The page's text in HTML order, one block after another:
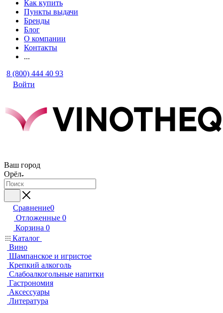
Как купить
Пункты выдачи
Бренды
Блог
О компании
Контакты
...
8 (800) 444 40 93
Войти
Ваш город
Орёл
Сравнение0
Отложенные 0
Корзина 0
Каталог
Вино
Шампанское и игристое
Крепкий алкоголь
Слабоалкогольные напитки
Гастрономия
Аксессуары
Литература